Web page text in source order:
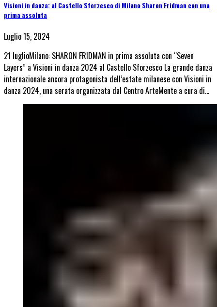
Visioni in danza: al Castello Sforzesco di Milano Sharon Fridman con una
prima assoluta
Luglio 15, 2024
21 luglioMilano: SHARON FRIDMAN in prima assoluta con “Seven
Layers” a Visioni in danza 2024 al Castello Sforzesco La grande danza
internazionale ancora protagonista dell’estate milanese con Visioni in
danza 2024, una serata organizzata dal Centro ArteMente a cura di…